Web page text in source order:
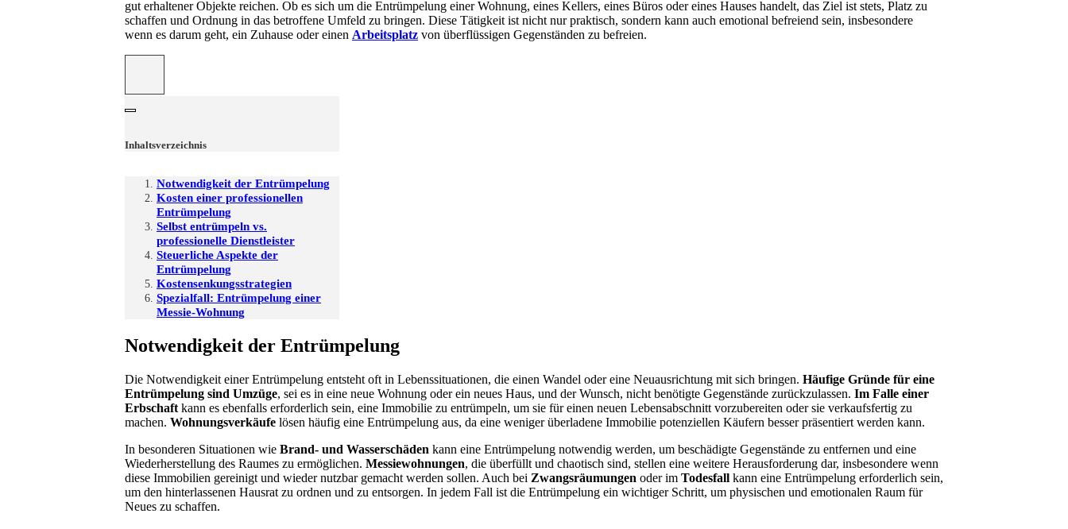
gut erhaltener Objekte reichen. Ob es sich um die Entrümpelung einer Wohnung, eines Kellers, eines Büros oder eines Hauses handelt, das Ziel ist stets, Platz zu
schaffen und Ordnung in das betroffene Umfeld zu bringen. Diese Tätigkeit ist nicht nur praktisch, sondern kann auch emotional befreiend sein, insbesondere
wenn es darum geht, ein Zuhause oder einen Arbeitsplatz von überflüssigen Gegenständen zu befreien.
Inhaltsverzeichnis
Notwendigkeit der Entrümpelung
Kosten einer professionellen
Entrümpelung
Selbst entrümpeln vs.
professionelle Dienstleister
Steuerliche Aspekte der
Entrümpelung
Kostensenkungsstrategien
Spezialfall: Entrümpelung einer
Messie-Wohnung
Notwendigkeit der Entrümpelung
Die Notwendigkeit einer Entrümpelung entsteht oft in Lebenssituationen, die einen Wandel oder eine Neuausrichtung mit sich bringen. Häufige Gründe für eine
Entrümpelung sind Umzüge, sei es in eine neue Wohnung oder ein neues Haus, und der Wunsch, nicht benötigte Gegenstände zurückzulassen. Im Falle einer
Erbschaft kann es ebenfalls erforderlich sein, eine Immobilie zu entrümpeln, um sie für einen neuen Lebensabschnitt vorzubereiten oder sie verkaufsfertig zu
machen. Wohnungsverkäufe lösen häufig eine Entrümpelung aus, da eine weniger überladene Immobilie potenziellen Käufern besser präsentiert werden kann.
In besonderen Situationen wie Brand- und Wasserschäden kann eine Entrümpelung notwendig werden, um beschädigte Gegenstände zu entfernen und eine
Wiederherstellung des Raumes zu ermöglichen. Messiewohnungen, die überfüllt und chaotisch sind, stellen eine weitere Herausforderung dar, insbesondere wenn
diese Immobilien gereinigt und wieder nutzbar gemacht werden sollen. Auch bei Zwangsräumungen oder im Todesfall kann eine Entrümpelung erforderlich sein,
um den hinterlassenen Hausrat zu ordnen und zu entsorgen. In jedem Fall ist die Entrümpelung ein wichtiger Schritt, um physischen und emotionalen Raum für
Neues zu schaffen.